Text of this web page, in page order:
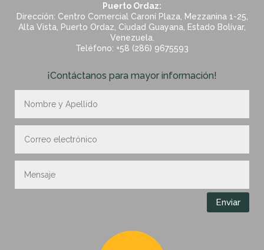
Puerto Ordaz:
Dirección: Centro Comercial Caroní Plaza, Mezzanina 1-25,
Alta Vista, Puerto Ordaz, Ciudad Guayana, Estado Bolívar,
Venezuela.
Teléfono: +58 (286) 9675593
¡Contáctanos para mayor información!
Enviar